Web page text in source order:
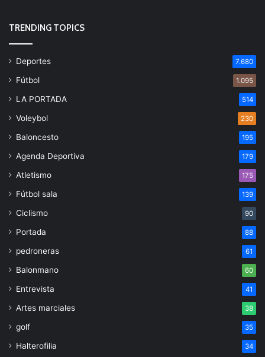
TRENDING TOPICS
Deportes 7.680
Fútbol 1.095
LA PORTADA 514
Voleybol 230
Baloncesto 195
Agenda Deportiva 179
Atletismo 175
Fútbol sala 139
Ciclismo 90
Portada 88
pedroneras 61
Balonmano 60
Entrevista 41
Artes marciales 38
golf 35
Halterofilia 34